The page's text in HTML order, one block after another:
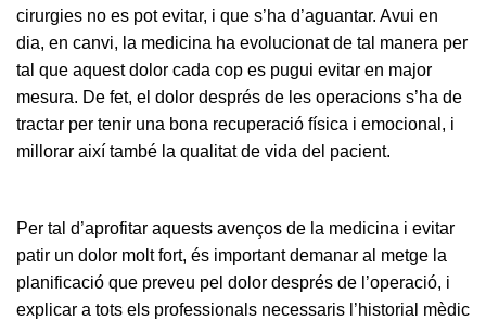
cirurgies no es pot evitar, i que s’ha d’aguantar. Avui en
dia, en canvi, la medicina ha evolucionat de tal manera per
tal que aquest dolor cada cop es pugui evitar en major
mesura. De fet, el dolor després de les operacions s’ha de
tractar per tenir una bona recuperació física i emocional, i
millorar així també la qualitat de vida del pacient.
Per tal d’aprofitar aquests avenços de la medicina i evitar
patir un dolor molt fort, és important demanar al metge la
planificació que preveu pel dolor després de l’operació, i
explicar a tots els professionals necessaris l’historial mèdic